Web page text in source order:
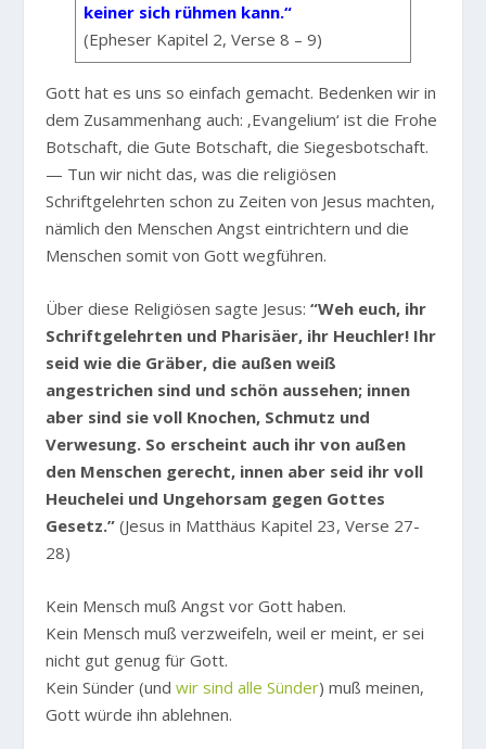
keiner sich rühmen kann.“
(Epheser Kapitel 2, Verse 8 – 9)
Gott hat es uns so einfach gemacht. Bedenken wir in
dem Zusammenhang auch: ‚Evangelium‘ ist die Frohe
Botschaft, die Gute Botschaft, die Siegesbotschaft.
— Tun wir nicht das, was die religiösen
Schriftgelehrten schon zu Zeiten von Jesus machten,
nämlich den Menschen Angst eintrichtern und die
Menschen somit von Gott wegführen.
Über diese Religiösen sagte Jesus:“Weh euch, ihr
Schriftgelehrten und Pharisäer, ihr Heuchler! Ihr
seid wie die Gräber, die außen weiß
angestrichen sind und schön aussehen; innen
aber sind sie voll Knochen, Schmutz und
Verwesung. So erscheint auch ihr von außen
den Menschen gerecht, innen aber seid ihr voll
Heuchelei und Ungehorsam gegen Gottes
Gesetz.” (Jesus in Matthäus Kapitel 23, Verse 27-
28)
Kein Mensch muß Angst vor Gott haben.
Kein Mensch muß verzweifeln, weil er meint, er sei
nicht gut genug für Gott.
Kein Sünder (undwir sind alle Sünder) muß meinen,
Gott würde ihn ablehnen.